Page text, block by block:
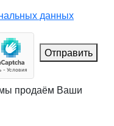
данных
Отправить
продаём Ваши